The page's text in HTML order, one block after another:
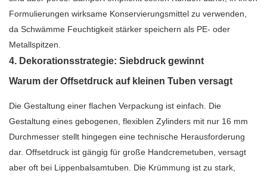
Formulierungen wirksame Konservierungsmittel zu verwenden,
da Schwämme Feuchtigkeit stärker speichern als PE- oder
Metallspitzen.
4. Dekorationsstrategie: Siebdruck gewinnt
Warum der Offsetdruck auf kleinen Tuben versagt
Die Gestaltung einer flachen Verpackung ist einfach. Die
Gestaltung eines gebogenen, flexiblen Zylinders mit nur 16 mm
Durchmesser stellt hingegen eine technische Herausforderung
dar. Offsetdruck ist gängig für große Handcremetuben, versagt
aber oft bei Lippenbalsamtuben. Die Krümmung ist zu stark,